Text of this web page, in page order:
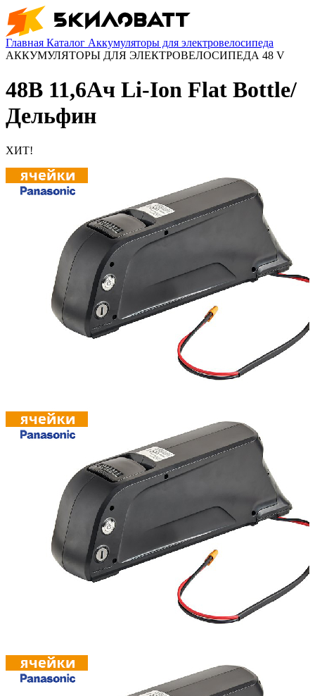
Главная Каталог Аккумуляторы для электровелосипеда
АККУМУЛЯТОРЫ ДЛЯ ЭЛЕКТРОВЕЛОСИПЕДА 48 V
48В 11,6Ач Li-Ion Flat Bottle/
Дельфин
ХИТ!